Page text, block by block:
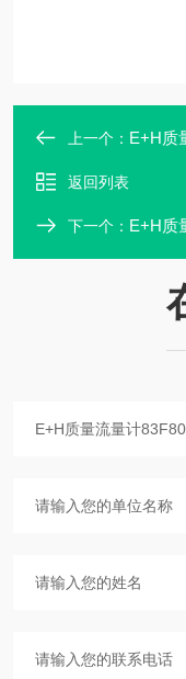
上一个： E+H质
返回列表
下一个： E+H质